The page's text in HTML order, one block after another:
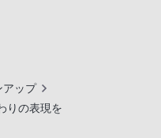
アップ
りの表現を